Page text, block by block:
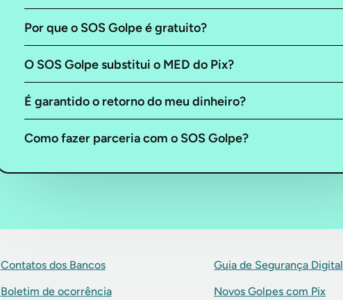
Por que o SOS Golpe é gratuito?
O SOS Golpe substitui o MED do Pix?
É garantido o retorno do meu dinheiro?
Como fazer parceria com o SOS Golpe?
Contatos dos Bancos
Boletim de ocorrência
Guia de Segurança Digital
Novos Golpes com Pix